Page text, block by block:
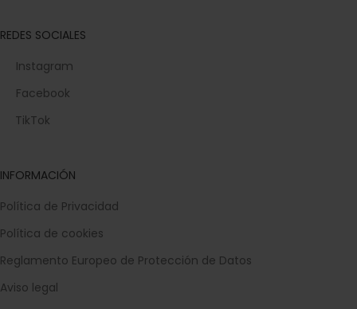
REDES SOCIALES
Instagram
Facebook
TikTok
INFORMACIÓN
Política de Privacidad
Política de cookies
Reglamento Europeo de Protección de Datos
Aviso legal